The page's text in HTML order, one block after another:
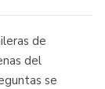
de
del
se